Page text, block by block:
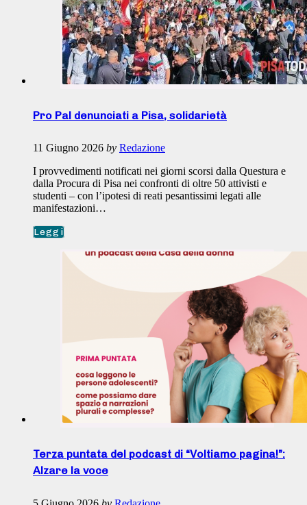
Pro Pal denunciati a Pisa, solidarietà
11 Giugno 2026 by Redazione
I provvedimenti notificati nei giorni scorsi dalla Questura e
dalla Procura di Pisa nei confronti di oltre 50 attivisti e
studenti – con l’ipotesi di reati pesantissimi legati alle
manifestazioni…
Leggi
Terza puntata del podcast di “Voltiamo pagina!”:
Alzare la voce